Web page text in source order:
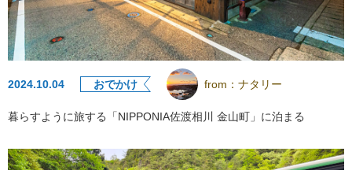
2024.10.04 おでかけ from： ナタリー
暮らすように旅する「NIPPONIA佐渡相川 金山町」に泊まる